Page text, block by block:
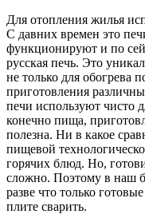
Для отопления жилья
С давних времен это
функционируют и по
русская печь. Это
не только для обогрева
приготовления
печи используют чисто
конечно пища,
полезна. Ни в какое
пищевой
горячих блюд. Но,
сложно. Поэтому в наш
разве что только
плите сварить.